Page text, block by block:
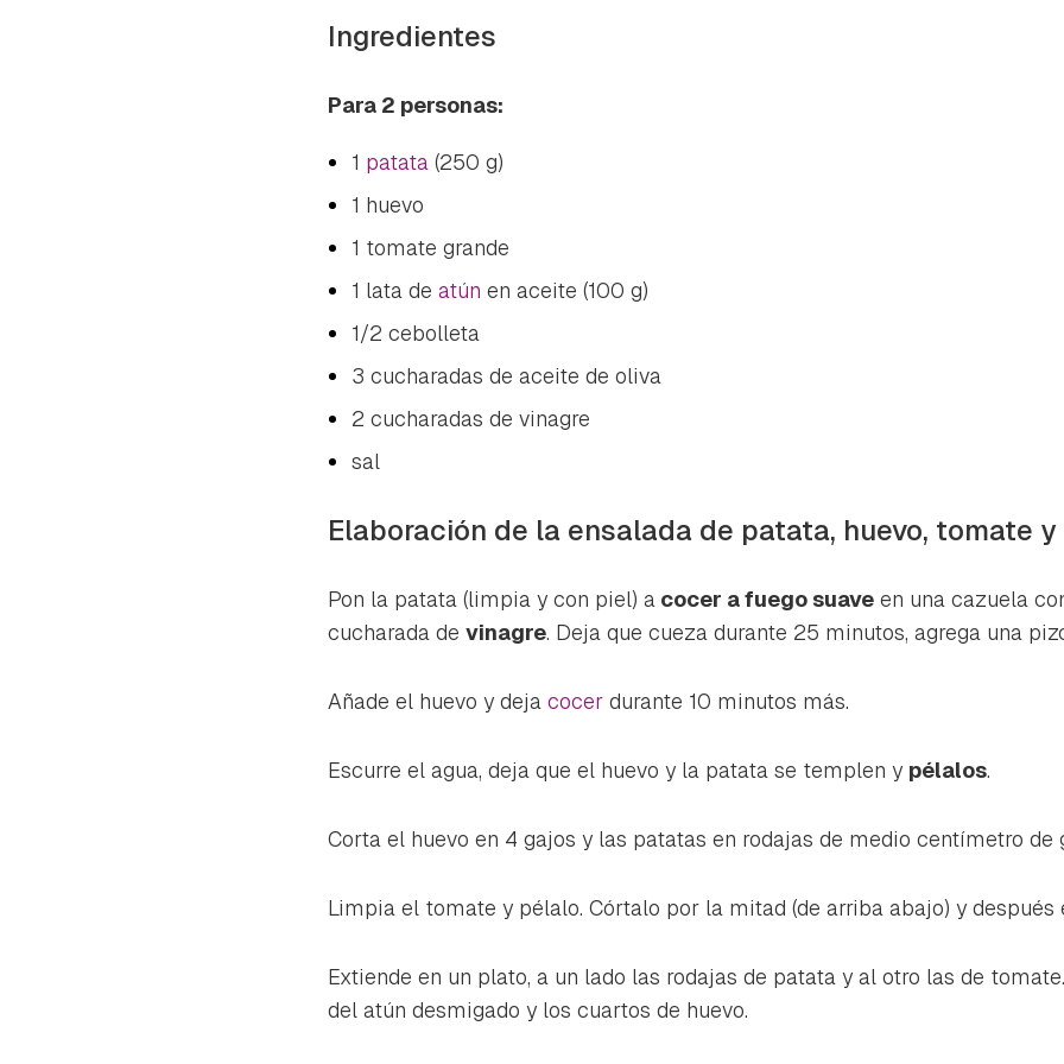
Ingredientes
Para 2 personas:
1 patata (250 g)
1 huevo
1 tomate grande
1 lata de atún en aceite (100 g)
1/2 cebolleta
3 cucharadas de aceite de oliva
2 cucharadas de vinagre
sal
Elaboración de la ensalada de patata, huevo, tomate
Pon la patata (limpia y con piel) a cocer a fuego suave en una cazuela
cucharada de vinagre. Deja que cueza durante 25 minutos, agrega una
Añade el huevo y deja cocer durante 10 minutos más.
Escurre el agua, deja que el huevo y la patata se templen y pélalos.
Corta el huevo en 4 gajos y las patatas en rodajas de medio centímetro de
Limpia el tomate y pélalo. Córtalo por la mitad (de arriba abajo) y después
Extiende en un plato, a un lado las rodajas de patata y al otro las de
del atún desmigado y los cuartos de huevo.